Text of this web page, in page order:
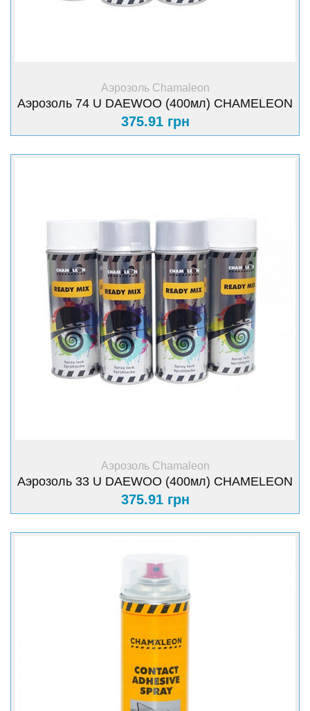
+ Купить
Аэрозоль Chamaleon
Аэрозоль 74 U DAEWOO (400мл) CHAMELEON
375.91 грн
+ Купить
Аэрозоль Chamaleon
Аэрозоль 33 U DAEWOO (400мл) CHAMELEON
375.91 грн